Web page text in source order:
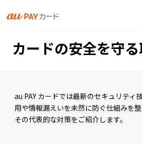
TOP セキュリティ・安心安全 カ
カードの安全を守
au PAY カードでは最新のセキュリティ
用や情報漏えいを未然に防ぐ仕組みを
その代表的な対策をご紹介します。